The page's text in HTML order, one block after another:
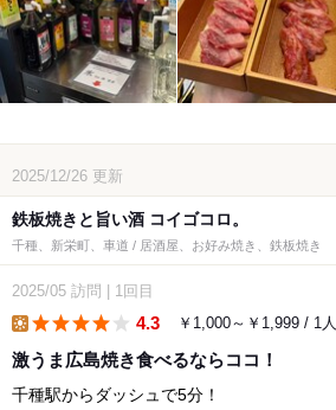
2025/12/26 更新
鉄板焼きと旨い酒 コイゴコロ。
千種、新栄町、車道 / 居酒屋、お好み焼き、鉄板焼き
2025/05 訪問 1回目
4.3 ￥1,000～￥1,999 / 1人
激うま広島焼き食べるならココ！
千種駅からダッシュで5分！